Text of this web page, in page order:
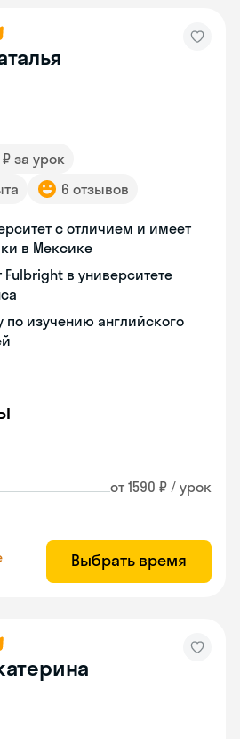
₽ за урок
6 отзывов
с отличием и имеет
в Мексике
Fulbright в университете
по изучению английского
от 1590 ₽ / урок
Выбрать время